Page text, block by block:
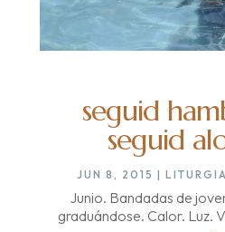
seguid
seguid
JUN 8, 2015 |
Junio. Bandadas de
graduándose. Calor. Luz.